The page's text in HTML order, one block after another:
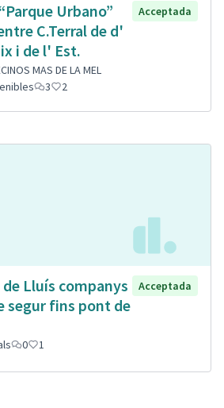
Urbano”
C.Terral de d'
i de l' Est.
Acceptada
MAS DE LA MEL
3 2
Lluís companys
segur fins pont de
Acceptada
0 1